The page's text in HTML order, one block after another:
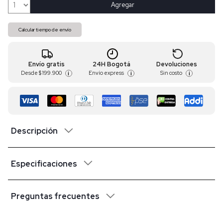
Agregar
Calcular tiempo de envío
Envío gratis
Desde $ 199.900 i
24H Bogotá
Envío express i
Devoluciones
Sin costo i
Descripción
Especificaciones
Preguntas frecuentes